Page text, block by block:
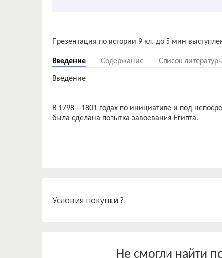
Введение Содержание Список
Введение
В 1798—1801 годах по инициативе и под
была сделана попытка завоевания Египта.
Условия покупки ?
Не смогли найти